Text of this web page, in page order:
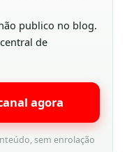
publico no blog.
de
agora
sem enrolação